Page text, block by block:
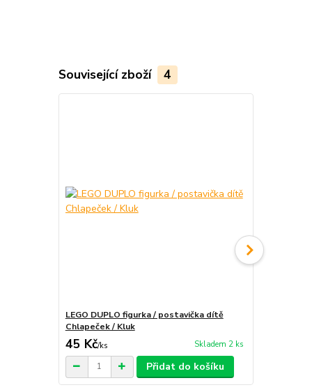
Související zboží 4
LEGO DUPLO figurka / postavička dítě
Chlapeček / Kluk
45 Kč/ks Skladem 2 ks
Přidat do košíku